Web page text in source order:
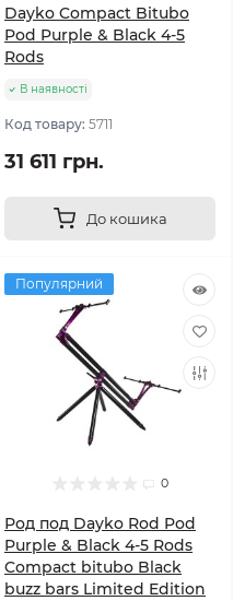
Dayko Compact Bitubo
Pod Purple & Black 4-5
Rods
В наявності
Код товару: 5711
31 611 грн.
До кошика
Популярний
0
Род под Dayko Rod Pod
Purple & Black 4-5 Rods
Compact bitubo Black
buzz bars Limited Edition